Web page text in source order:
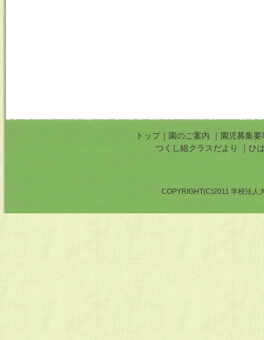
トップ｜ 園のご案内 ｜ 園児募集要
つくし組クラスだより
｜ ひ
COPYRIGHT(C)2011 学校法人